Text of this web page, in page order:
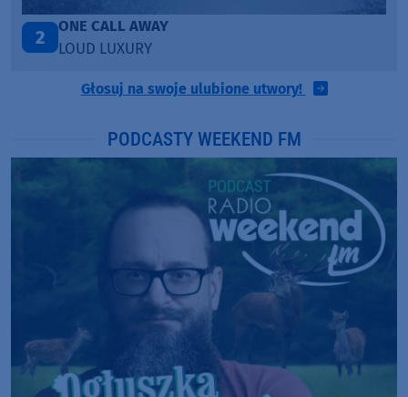
3
Talk To You
ANOTR ft. 54 Ultra
Głosuj na swoje ulubione utwory!
PODCASTY WEEKEND FM